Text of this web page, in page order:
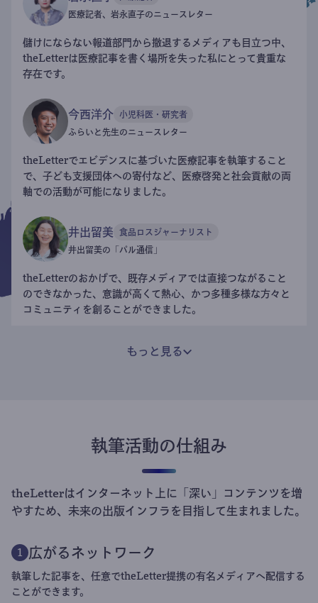
医療記者、岩永直子のニュースレター
儲けにならない報道部門から撤退するメディアも目立つ中、
theLetterは医療記事を書く場所を失った私にとって貴重な
存在です。
今西洋介 小児科医・研究者
ふらいと先生のニュースレター
theLetterでエビデンスに基づいた医療記事を執筆すること
で、子ども支援団体への寄付など、医療啓発と社会貢献の両
軸での活動が可能になりました。
井出留美 食品ロスジャーナリスト
井出留美の「パル通信」
theLetterのおかげで、既存メディアでは直接つながること
のできなかった、意識が高くて熱心、かつ多種多様な方々と
コミュニティを創ることができました。
もっと見る
執筆活動の仕組み
theLetterはインターネット上に「深い」コンテンツを増
やすため、未来の出版インフラを目指して生まれました。
1 広がるネットワーク
執筆した記事を、任意でtheLetter提携の有名メディアへ配信する
ことができます。